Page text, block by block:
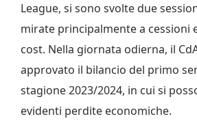
League, si sono svolte due
mirate principalmente a cessioni
cost. Nella giornata odierna, il
approvato il bilancio del primo
stagione 2023/2024, in cui si
evidenti perdite economiche.